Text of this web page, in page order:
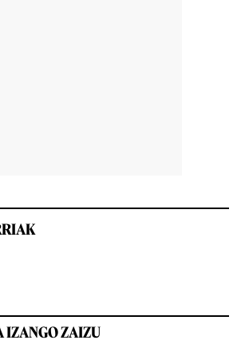
IZANGO ZAIZU